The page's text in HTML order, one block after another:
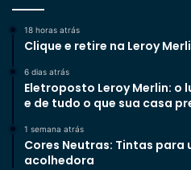
18 horas atrás
Clique e retire na Leroy
6 dias atrás
Eletroposto Leroy Merlin: o
e de tudo o que sua casa
1 semana atrás
Cores Neutras: Tintas para
acolhedora